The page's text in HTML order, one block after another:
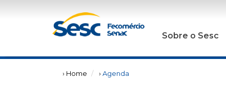
Sobre o Sesc
› Home › Agenda